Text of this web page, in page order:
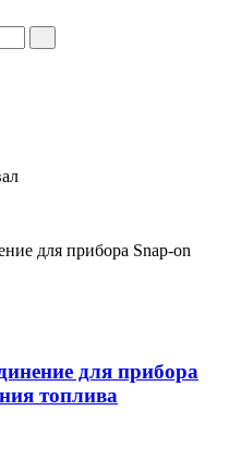
для прибора
топлива